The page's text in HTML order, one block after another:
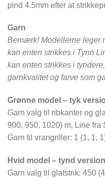
pind 4.5mm efter at
Garn
Bemærk! Modellerne leger
kan enten strikkes i Tynn
kan enten strikkes i
garnkvalitet og farve som
Grønne model – tyk
Garn valg til ribkanter og
900, 950, 1020) m, Line fra
Garn til vrangriller: 1 (1, 1,
Hvid model – tynd version
Garn valg til glatstrik: 450